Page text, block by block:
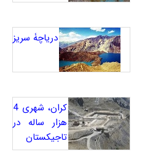
دریاچۀ سریز
کران، شهری 4
هزار ساله در
تاجیکستان